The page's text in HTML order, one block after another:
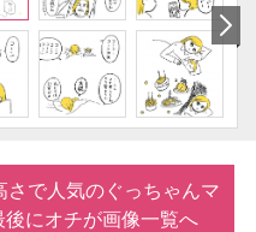
さで人気のぐっちゃんマ
にオチが画像一覧へ